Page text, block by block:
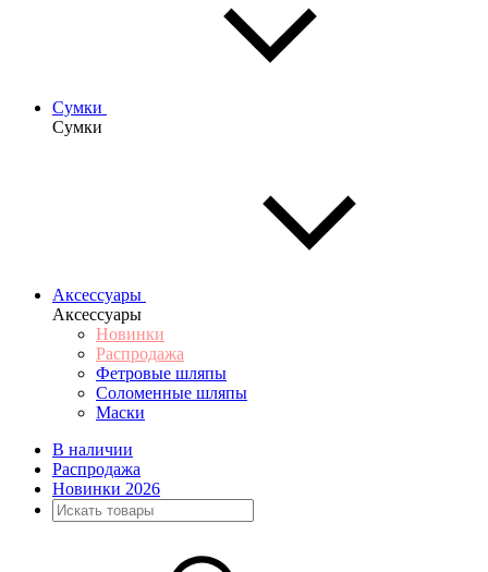
Сумки
Сумки
Аксессуары
Аксессуары
Новинки
Распродажа
Фетровые шляпы
Соломенные шляпы
Маски
В наличии
Распродажа
Новинки 2026